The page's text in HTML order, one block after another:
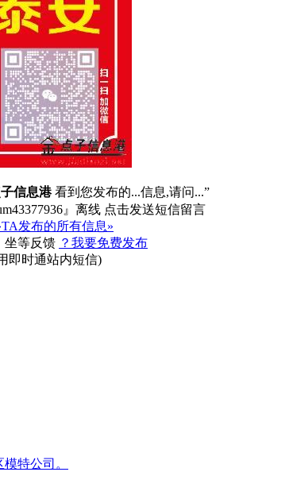
信息港看到您发布的...信息,请问...”
TA发布的所有信息»
坐等反馈 ？我要免费发布
即时通站内短信)
特公司。